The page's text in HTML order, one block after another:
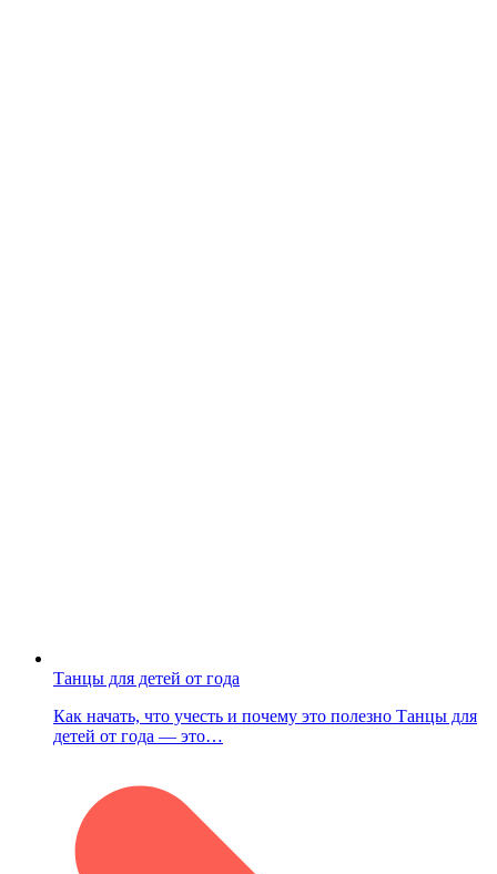
Танцы для детей от года
Как начать, что учесть и почему это полезно Танцы для
детей от года — это…